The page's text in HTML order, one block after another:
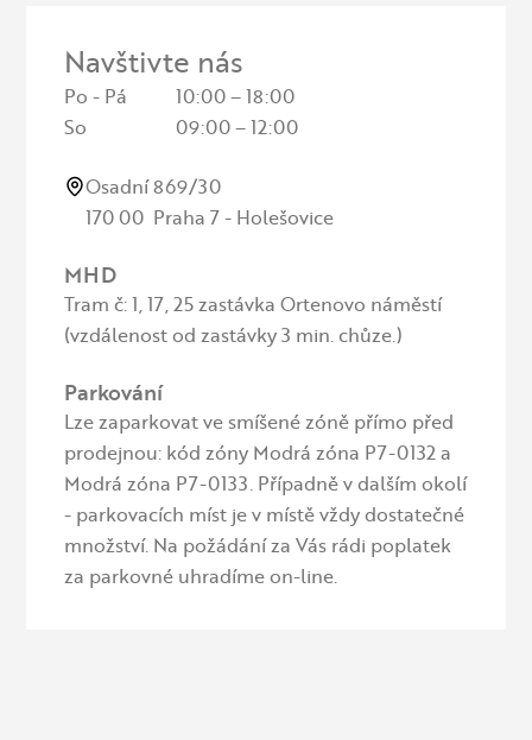
Navštivte nás
Po - Pá
10:00 – 18:00
So
09:00 – 12:00
Osadní 869/30
170 00 Praha 7 - Holešovice
MHD
Tram č: 1, 17, 25 zastávka Ortenovo náměstí
(vzdálenost od zastávky 3 min. chůze.)
Parkování
Lze zaparkovat ve smíšené zóně přímo před
prodejnou: kód zóny Modrá zóna P7-0132 a
Modrá zóna P7-0133. Případně v dalším okolí
- parkovacích míst je v místě vždy dostatečné
množství. Na požádání za Vás rádi poplatek
za parkovné uhradíme on-line.